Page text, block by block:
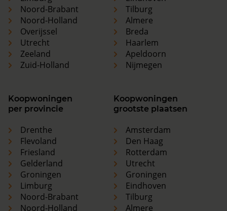
Noord-Brabant
Noord-Holland
Overijssel
Utrecht
Zeeland
Zuid-Holland
Tilburg
Almere
Breda
Haarlem
Apeldoorn
Nijmegen
Koopwoningen
per provincie
Drenthe
Flevoland
Friesland
Gelderland
Groningen
Limburg
Noord-Brabant
Noord-Holland
Koopwoningen
grootste plaatsen
Amsterdam
Den Haag
Rotterdam
Utrecht
Groningen
Eindhoven
Tilburg
Almere